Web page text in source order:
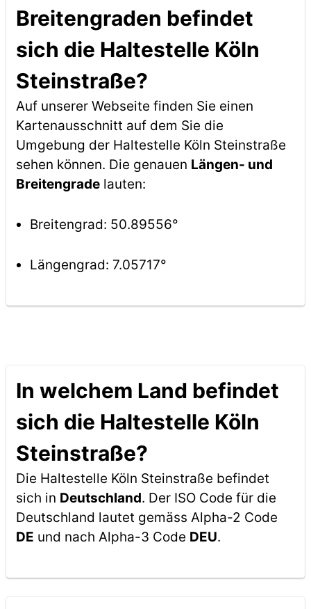
Breitengraden befindet
sich die Haltestelle Köln
Steinstraße?
Auf unserer Webseite finden Sie einen
Kartenausschnitt auf dem Sie die
Umgebung der Haltestelle Köln Steinstraße
sehen können. Die genauen Längen- und
Breitengradelauten:
Breitengrad: 50.89556°
Längengrad: 7.05717°
In welchem Land befindet
sich die Haltestelle Köln
Steinstraße?
Die Haltestelle Köln Steinstraße befindet
sich in Deutschland. Der ISO Code für die
Deutschland lautet gemäss Alpha-2 Code
DE und nach Alpha-3 Code DEU.